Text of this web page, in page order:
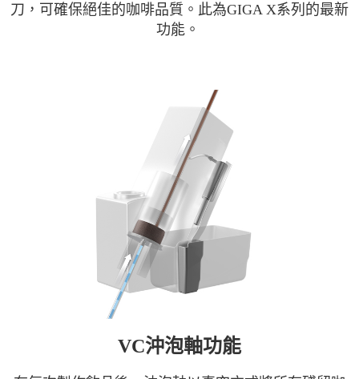
刀，可確保絕佳的咖啡品質。此為GIGA X系列的最新
功能。
VC沖泡軸功能